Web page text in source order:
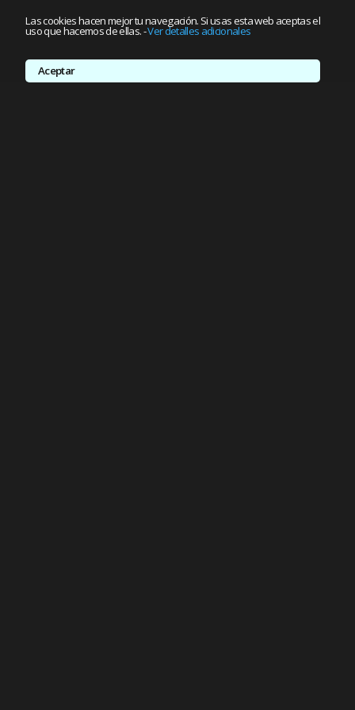
Las cookies hacen mejor tu navegación. Si usas esta web aceptas el
uso que hacemos de ellas.-Ver detalles adicionales
Aceptar